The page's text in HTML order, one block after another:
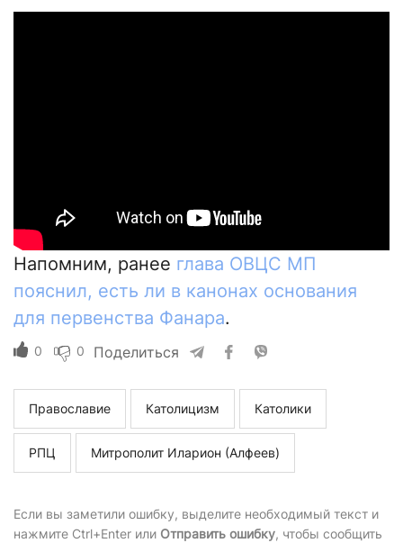
Напомним, ранее глава ОВЦС МП
пояснил, есть ли в канонах основания
для первенства Фанара.
0 0 Поделиться
Православие Католицизм Католики
РПЦ Митрополит Иларион (Алфеев)
Если вы заметили ошибку, выделите необходимый текст и
нажмите Ctrl+Enter или Отправить ошибку, чтобы сообщить